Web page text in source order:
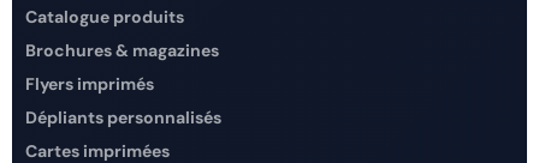
Catalogue produits
Brochures & magazines
Flyers imprimés
Dépliants personnalisés
Cartes imprimées